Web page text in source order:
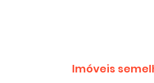
Imóveis